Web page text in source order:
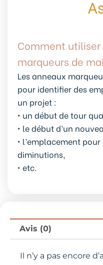
Comment
marqueurs de
Les anneaux
pour identifier des
un projet :
• un début de tour
• le début d’un
• l’emplacement
diminutions,
• etc.
Avis (0)
Il n’y a pas encore